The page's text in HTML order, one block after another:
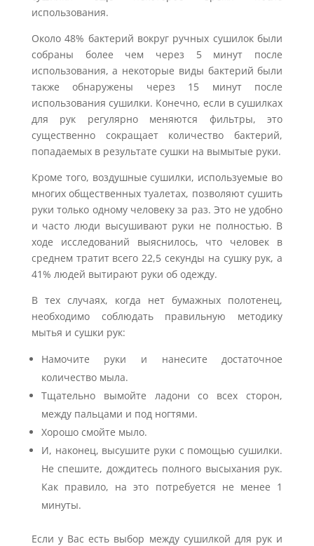
использования.
Около 48% бактерий вокруг ручных сушилок были
собраны более чем через 5 минут после
использования, а некоторые виды бактерий были
также обнаружены через 15 минут после
использования сушилки. Конечно, если в сушилках
для рук регулярно меняются фильтры, это
существенно сокращает количество бактерий,
попадаемых в результате сушки на вымытые руки.
Кроме того, воздушные сушилки, используемые во
многих общественных туалетах, позволяют сушить
руки только одному человеку за раз. Это не удобно
и часто люди высушивают руки не полностью. В
ходе исследований выяснилось, что человек в
среднем тратит всего 22,5 секунды на сушку рук, а
41% людей вытирают руки об одежду.
В тех случаях, когда нет бумажных полотенец,
необходимо соблюдать правильную методику
мытья и сушки рук:
Намочите руки и нанесите достаточное
количество мыла.
Тщательно вымойте ладони со всех сторон,
между пальцами и под ногтями.
Хорошо смойте мыло.
И, наконец, высушите руки с помощью сушилки.
Не спешите, дождитесь полного высыхания рук.
Как правило, на это потребуется не менее 1
минуты.
Если у Вас есть выбор между сушилкой для рук и